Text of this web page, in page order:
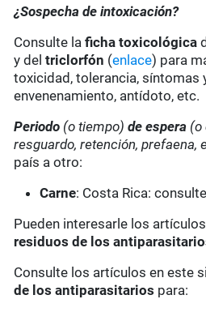
¿Sospecha de intoxicación?
Consulte laficha toxicológica
y deltriclorfón (enlace) para
toxicidad, tolerancia, síntomas
envenenamiento, antídoto, etc.
Periodo (o tiempo) de espera (o
resguardo, retención, prefaena,
país a otro:
Carne: Costa Rica:
Pueden interesarle los
residuos de los
Consulte los artículos en este
de los antiparasitarios para: